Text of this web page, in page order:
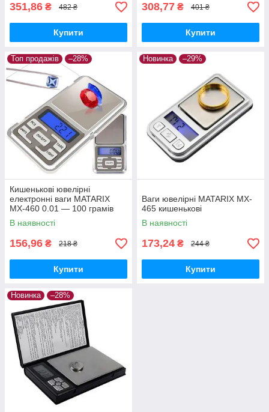
351,86 ₴ 482 ₴
Купити
308,77 ₴ 401 ₴
Купити
Топ продажів –28%
Кишенькові ювелірні
електронні ваги MATARIX
MX-460 0.01 — 100 грамів
В наявності
156,96 ₴ 218 ₴
Купити
Новинка –29%
Ваги ювелірні MATARIX MX-
465 кишенькові
В наявності
173,24 ₴ 244 ₴
Купити
Новинка –28%